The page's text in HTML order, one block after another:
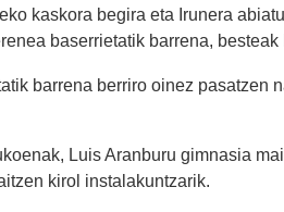
kaskora begira eta Irunera
baserrietatik barrena, besteak
barrena berriro oinez pasatzen
Luis Aranburu gimnasia
kirol instalakuntzarik.